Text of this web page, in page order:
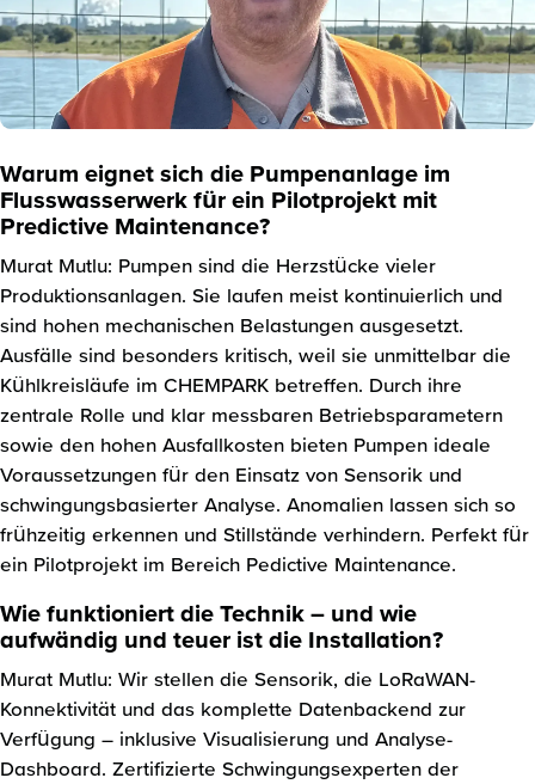
Warum eignet sich die Pumpenanlage im
Flusswasserwerk für ein Pilotprojekt mit
Predictive Maintenance?
Murat Mutlu: Pumpen sind die Herzstücke vieler
Produktionsanlagen. Sie laufen meist kontinuierlich und
sind hohen mechanischen Belastungen ausgesetzt.
Ausfälle sind besonders kritisch, weil sie unmittelbar die
Kühlkreisläufe im CHEMPARK betreffen. Durch ihre
zentrale Rolle und klar messbaren Betriebsparametern
sowie den hohen Ausfallkosten bieten Pumpen ideale
Voraussetzungen für den Einsatz von Sensorik und
schwingungsbasierter Analyse. Anomalien lassen sich so
frühzeitig erkennen und Stillstände verhindern. Perfekt für
ein Pilotprojekt im Bereich Pedictive Maintenance.
Wie funktioniert die Technik – und wie
aufwändig und teuer ist die Installation?
Murat Mutlu: Wir stellen die Sensorik, die LoRaWAN-
Konnektivität und das komplette Datenbackend zur
Verfügung – inklusive Visualisierung und Analyse-
Dashboard. Zertifizierte Schwingungsexperten der